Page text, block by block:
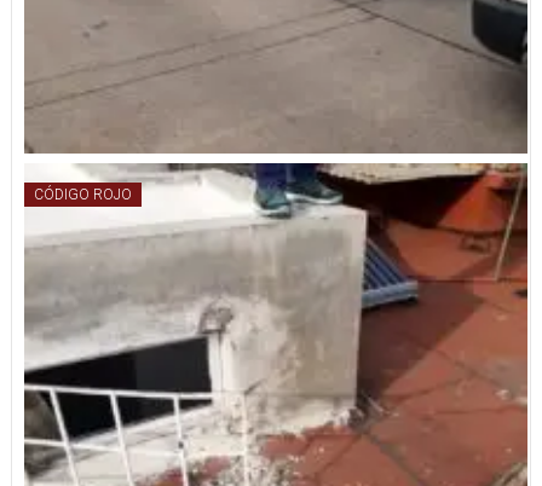
CÓDIGO ROJO